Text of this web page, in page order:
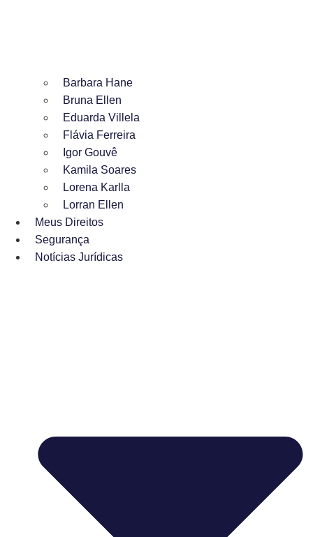
Barbara Hane
Bruna Ellen
Eduarda Villela
Flávia Ferreira
Igor Gouvê
Kamila Soares
Lorena Karlla
Lorran Ellen
Meus Direitos
Segurança
Notícias Jurídicas